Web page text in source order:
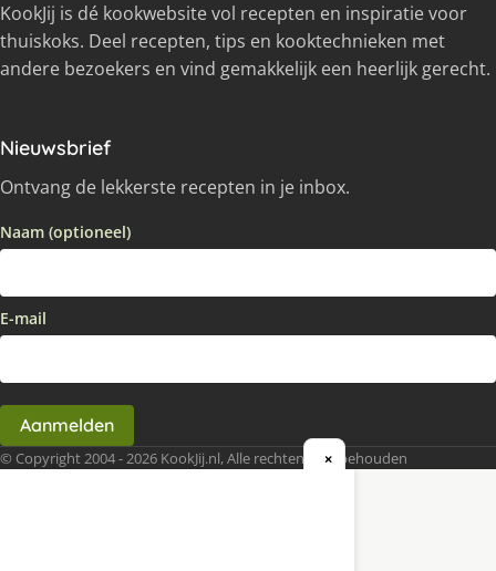
KookJij is dé kookwebsite vol recepten en inspiratie voor
thuiskoks. Deel recepten, tips en kooktechnieken met
andere bezoekers en vind gemakkelijk een heerlijk gerecht.
Nieuwsbrief
Ontvang de lekkerste recepten in je inbox.
Naam (optioneel)
E-mail
Aanmelden
© Copyright 2004 - 2026 KookJij.nl, Alle rechten voorbehouden
×